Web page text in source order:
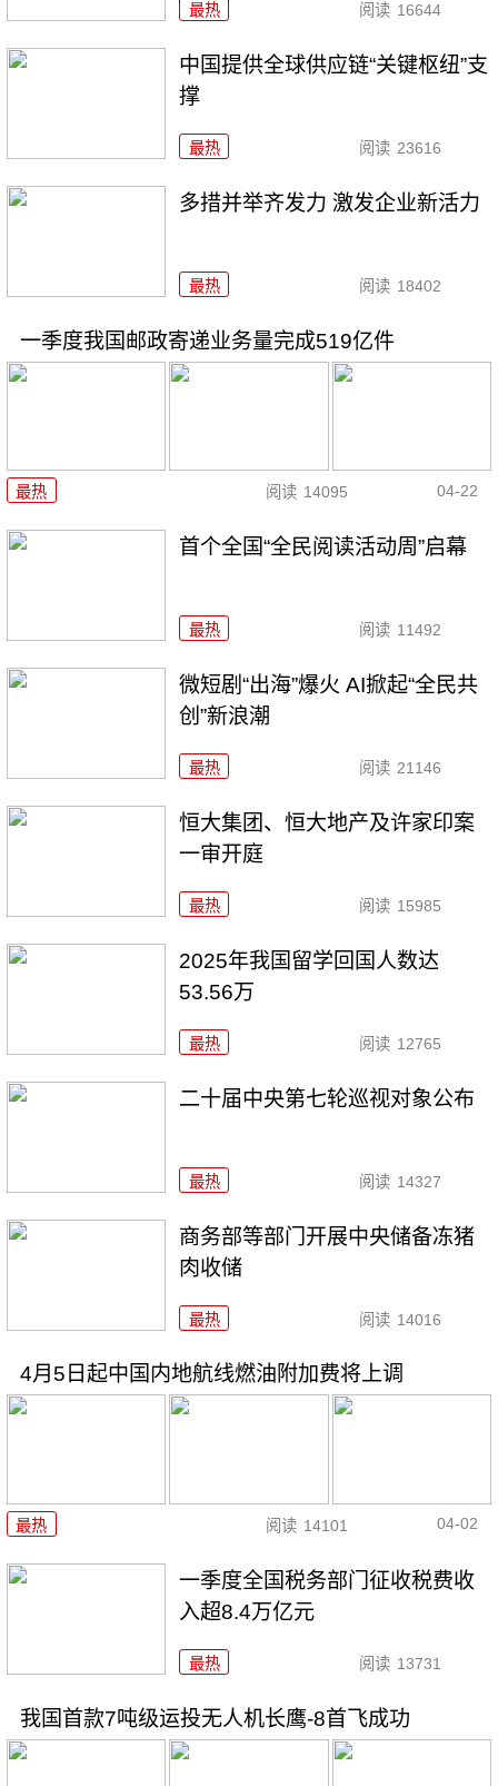
最热 阅读 16644
中国提供全球供应链“关键枢纽”支
撑
最热 阅读 23616
多措并举齐发力 激发企业新活力
最热 阅读 18402
一季度我国邮政寄递业务量完成519亿件
最热 阅读 14095 04-22
首个全国“全民阅读活动周”启幕
最热 阅读 11492
微短剧“出海”爆火 AI掀起“全民共
创”新浪潮
最热 阅读 21146
恒大集团、恒大地产及许家印案
一审开庭
最热 阅读 15985
2025年我国留学回国人数达
53.56万
最热 阅读 12765
二十届中央第七轮巡视对象公布
最热 阅读 14327
商务部等部门开展中央储备冻猪
肉收储
最热 阅读 14016
4月5日起中国内地航线燃油附加费将上调
最热 阅读 14101 04-02
一季度全国税务部门征收税费收
入超8.4万亿元
最热 阅读 13731
我国首款7吨级运投无人机长鹰-8首飞成功